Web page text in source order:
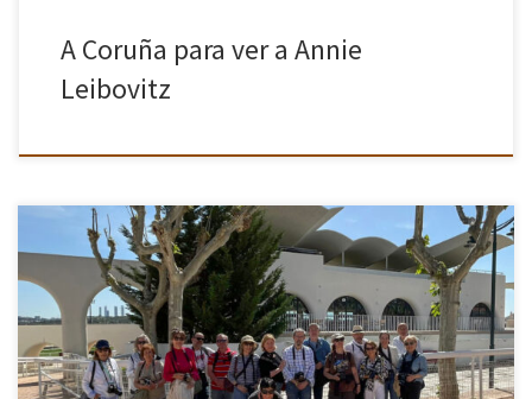
A Coruña para ver a Annie
Leibovitz
La mañana del lunes 27 de abril un grupo de 20 socios tuvieron el
privilegio de acceder al Hipódromo de la Zarzuela en una visita
guiada exclusiva para Cámara en […]